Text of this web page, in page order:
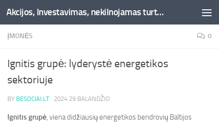
Skip to content Akcijos, Investavimas, nekilnojamas turtas, kriptovaliutos - Besociai.lt
ĮMONĖS 0
Ignitis grupė: lyderystė energetikos
sektoriuje
BY BESOCIAI.LT · 2024 29 BALANDŽIO
Ignitis grupė, viena didžiausių energetikos bendrovių Baltijos